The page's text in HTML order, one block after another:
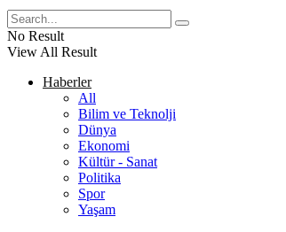
No Result
View All Result
Haberler
All
Bilim ve Teknolji
Dünya
Ekonomi
Kültür - Sanat
Politika
Spor
Yaşam